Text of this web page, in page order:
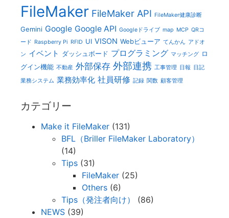
FileMaker FileMaker API FileMaker健康診断
Gemini Google Google API Googleドライブ map MCP QRコ
ード Raspberry Pi RFID UI VISON Webビューア てんかん アドオ
ン イベント ダッシュボード プログラミング マッチング ロ
グイン機能 不動産 外部保存 外部連携 工事管理 日報
日記
業務システム 業務効率化 社員研修 記録 関数 顧客管理
カテゴリー
Make it FileMaker (131)
BFL（Briller FileMaker Laboratory）
(14)
Tips (31)
FileMaker (25)
Others (6)
Tips（発注者向け）
(86)
NEWS (39)